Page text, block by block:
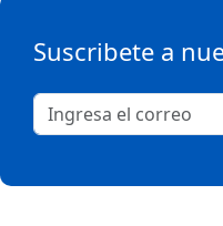
Suscribete a